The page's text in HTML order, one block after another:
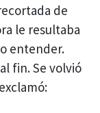
de
le resultaba
entender.
fin. Se volvió